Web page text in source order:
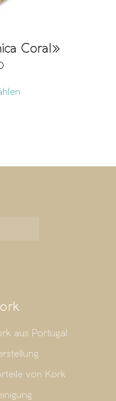
Coral»
aus Portugal
von Kork